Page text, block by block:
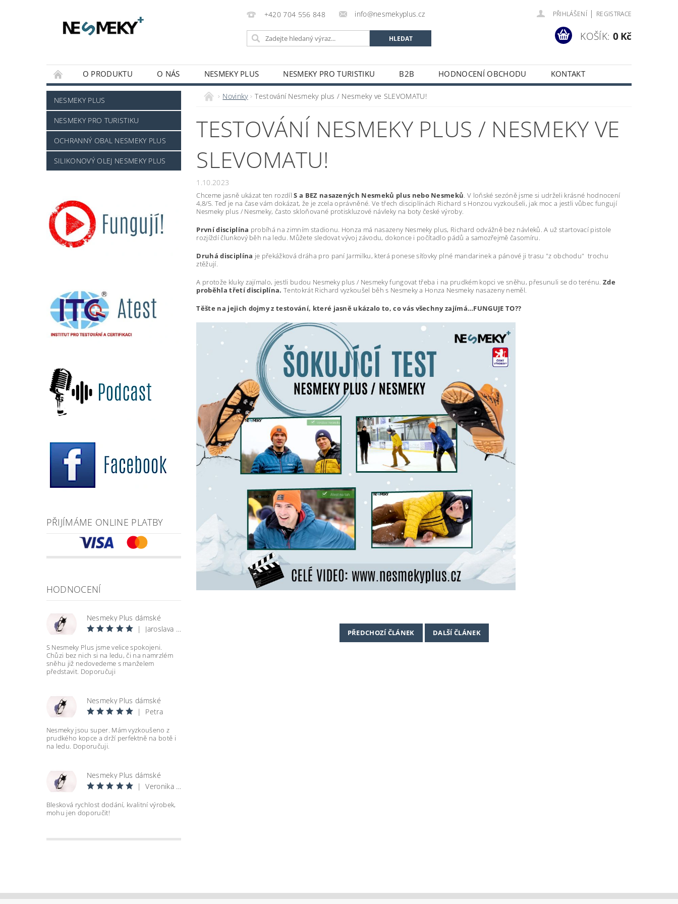
+420 704 556 848 info@nesmekyplus.cz PŘIHLÁŠENÍ | REGISTRACE
KOŠÍK: 0 Kč
O PRODUKTU O NÁS NESMEKY PLUS NESMEKY PRO TURISTIKU B2B HODNOCENÍ OBCHODU
KONTAKT
MOJE OBJEDNÁVKA
NESMEKY PLUS
NESMEKY PRO TURISTIKU
OCHRANNÝ OBAL NESMEKY PLUS
SILIKONOVÝ OLEJ NESMEKY PLUS
PŘIJÍMÁME ONLINE PLATBY
HODNOCENÍ
Nesmeky Plus dámské
|
Jaroslava Šantrůčková
S Nesmeky Plus jsme velice spokojeni.
Chůzi bez nich si na ledu, či na namrzlém
sněhu již nedovedeme s manželem
představit. Doporučuji
Nesmeky Plus dámské
|
Petra
Nesmeky jsou super. Mám vyzkoušeno z
prudkého kopce a drží perfektně na botě i
na ledu. Doporučuji.
Nesmeky Plus dámské
|
Veronika Andělová
Blesková rychlost dodání, kvalitní výrobek,
mohu jen doporučit!
Novinky Testování Nesmeky plus / Nesmeky ve SLEVOMATU!
TESTOVÁNÍ NESMEKY PLUS / NESMEKY VE
SLEVOMATU!
1.10.2023
Chceme jasně ukázat ten rozdílS a BEZ nasazených Nesmeků plus nebo Nesmeků. V loňské sezóně jsme si udrželi krásné hodnocení
4,8/5. Teď je na čase vám dokázat, že je zcela oprávněné. Ve třech disciplínách Richard s Honzou vyzkoušeli, jak moc a jestli vůbec fungují
Nesmeky plus / Nesmeky, často skloňované protiskluzové návleky na boty české výroby.
První disciplína probíhá na zimním stadionu. Honza má nasazeny Nesmeky plus, Richard odvážně bez návleků. A už startovací pistole
rozjíždí člunkový běh na ledu. Můžete sledovat vývoj závodu, dokonce i počítadlo pádů a samozřejmě časomíru.
Druhá disciplína je překážková dráha pro paní Jarmilku, která ponese síťovky plné mandarinek a pánové ji trasu "z obchodu" trochu
ztěžují.
A protože kluky zajímalo, jestli budou Nesmeky plus / Nesmeky fungovat třeba i na prudkém kopci ve sněhu, přesunuli se do terénu. Zde
proběhla třetí disciplína.Tentokrát Richard vyzkoušel běh s Nesmeky a Honza Nesmeky nasazeny neměl.
Těšte na jejich dojmy z testování, které jasně ukázalo to, co vás všechny zajímá…FUNGUJE TO??
PŘEDCHOZÍ ČLÁNEK DALŠÍ ČLÁNEK